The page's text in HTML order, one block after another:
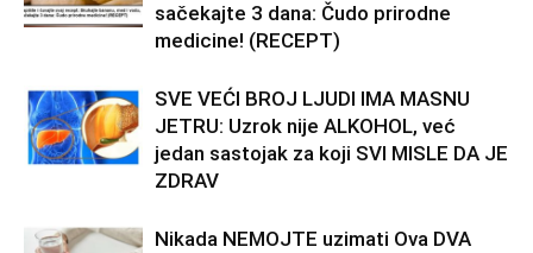
sačekajte 3 dana: Čudo prirodne
medicine! (RECEPT)
SVE VEĆI BROJ LJUDI IMA MASNU
JETRU: Uzrok nije ALKOHOL, već
jedan sastojak za koji SVI MISLE DA JE
ZDRAV
Nikada NEMOJTE uzimati Ova DVA